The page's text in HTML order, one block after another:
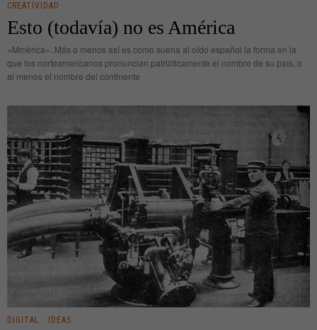
CREATIVIDAD
Esto (todavía) no es América
«Mmérica». Más o menos así es como suena al oído español la forma en la
que los norteamericanos pronuncian patrióticamente el nombre de su país, o
al menos el nombre del continente
DIGITAL · IDEAS